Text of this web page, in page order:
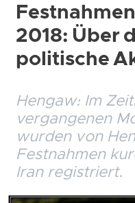
2018: Über
politische
Hengaw: Im
vergangenen
wurden von
Festnahmen
Iran registriert.